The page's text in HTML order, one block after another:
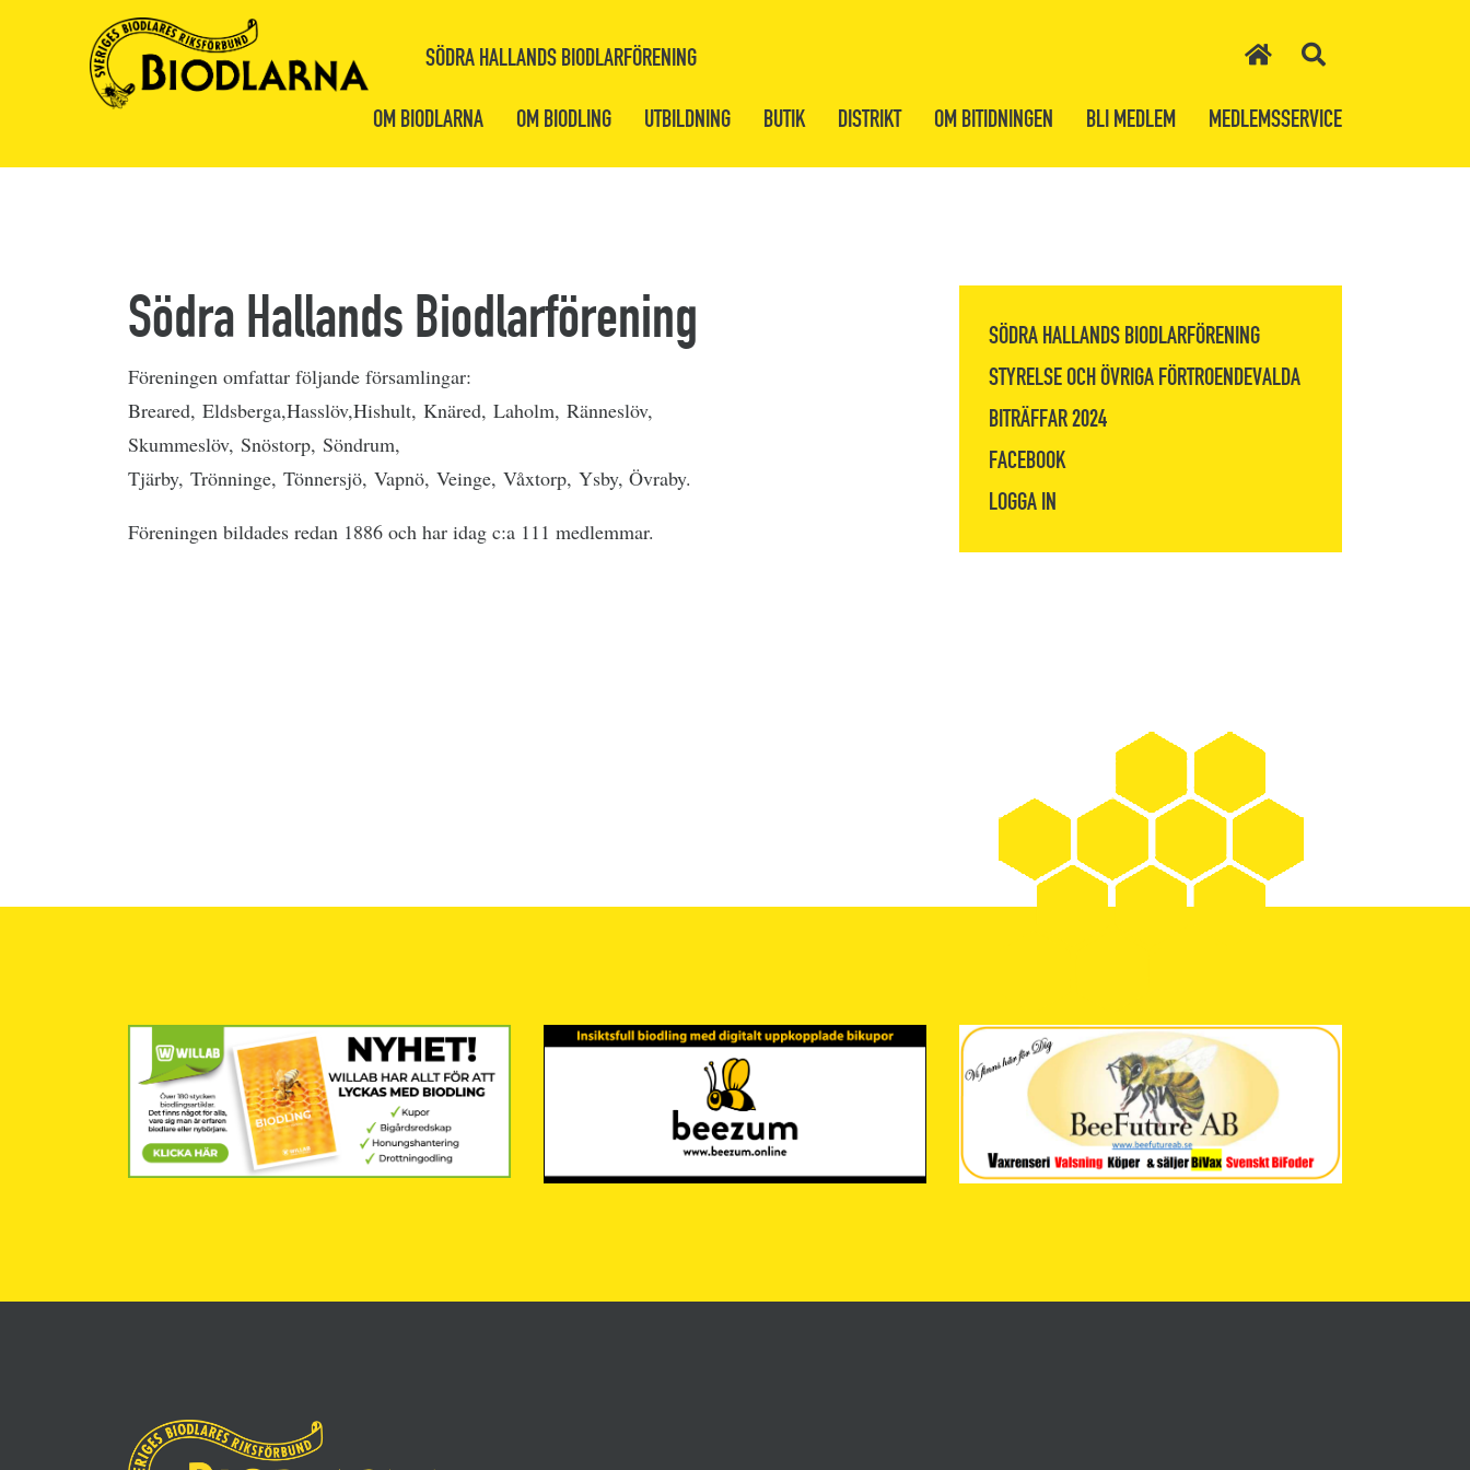
SÖDRA HALLANDS BIODLARFÖRENING
OM BIODLARNA OM BIODLING UTBILDNING BUTIK DISTRIKT OM BITIDNINGEN BLI MEDLEM MEDLEMSSERVICE
Södra Hallands Biodlarförening
Föreningen omfattar följande församlingar:
Breared, Eldsberga,Hasslöv,Hishult, Knäred, Laholm, Ränneslöv,
Skummeslöv, Snöstorp, Söndrum,
Tjärby, Trönninge, Tönnersjö, Vapnö, Veinge, Våxtorp, Ysby, Övraby.
Föreningen bildades redan 1886 och har idag c:a 111 medlemmar.
SÖDRA HALLANDS BIODLARFÖRENING
STYRELSE OCH ÖVRIGA FÖRTROENDEVALDA
BITRÄFFAR 2024
FACEBOOK
LOGGA IN